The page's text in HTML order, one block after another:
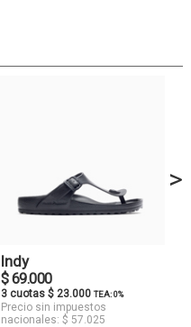
Indy
$ 69.000
3 cuotas $ 23.000 TEA: 0%
Precio sin impuestos
nacionales: $ 57.025
>